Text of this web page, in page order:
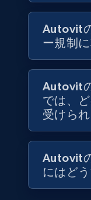
eCommerce
TikTok Shop
URL, Title,
price, Final
Autovit
ー規制
Autovit
では、
受けら
Autovit
にはど